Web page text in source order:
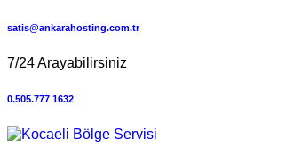
satis@ankarahosting.com.tr
7/24 Arayabilirsiniz
0.505.777 1632